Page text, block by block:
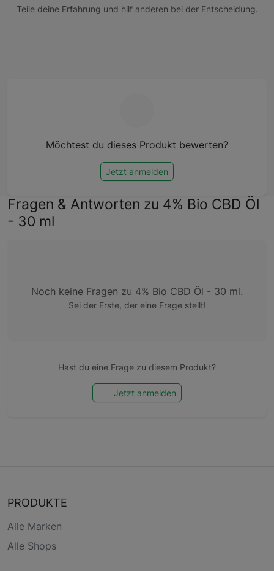
Teile deine Erfahrung und hilf anderen bei der Entscheidung.
Möchtest du dieses Produkt bewerten?
Jetzt anmelden
Fragen & Antworten zu 4% Bio CBD Öl
- 30 ml
Noch keine Fragen zu 4% Bio CBD Öl - 30 ml.
Sei der Erste, der eine Frage stellt!
Hast du eine Frage zu diesem Produkt?
Jetzt anmelden
PRODUKTE
Alle Marken
Alle Shops